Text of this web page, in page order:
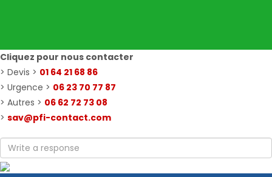
Cliquez pour nous contacter
> Devis > 01 64 21 68 86
> Urgence > 06 23 70 77 87
> Autres > 06 62 72 73 08
> sav@pfi-contact.com